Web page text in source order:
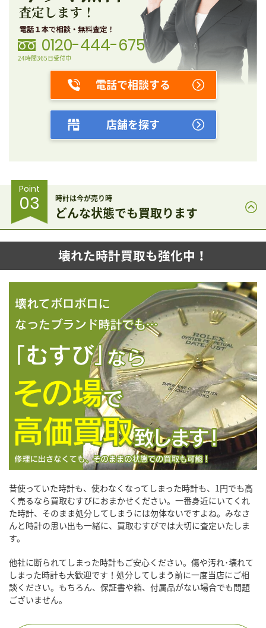
0120-444-675
24時間365日受付中
電話で相談する
店舗を探す
Point
03 時計は今が売り時
どんな状態でも買取ります
壊れた時計買取も強化中！
昔使っていた時計も、使わなくなってしまった時計も、1円でも高
く売るなら買取むすびにおまかせください。一番身近にいてくれ
た時計、そのまま処分してしまうには勿体ないですよね。みなさ
んと時計の思い出も一緒に、買取むすびでは大切に査定いたしま
す。
他社に断られてしまった時計もご安心ください。傷や汚れ･壊れて
しまった時計も大歓迎です！処分してしまう前に一度当店にご相
談ください。もちろん、保証書や箱、付属品がない場合でも問題
ございません。